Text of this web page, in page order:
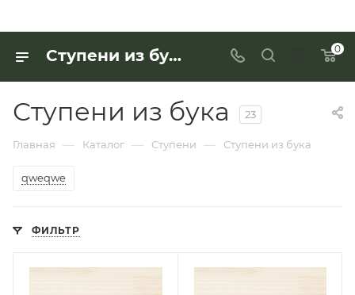
Ступени из бука по выгодной цене - купить в «Интерьер Дом» 0
Ступени из бука 23
Главная — Каталог — Ступени — Ступени из бука
qweqwe
ФИЛЬТР